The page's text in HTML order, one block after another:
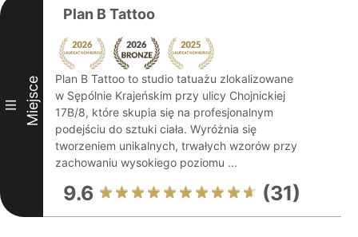
III Miejsce
Plan B Tattoo
Plan B Tattoo to studio tatuażu zlokalizowane
w Sępólnie Krajeńskim przy ulicy Chojnickiej
17B/8, które skupia się na profesjonalnym
podejściu do sztuki ciała. Wyróżnia się
tworzeniem unikalnych, trwałych wzorów przy
zachowaniu wysokiego poziomu ...
9.6 (31)